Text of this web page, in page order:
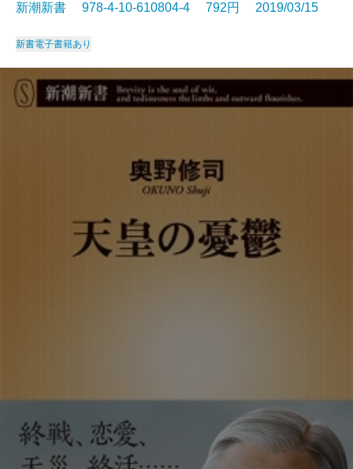
新潮新書 978-4-10-610804-4 792円 2019/03/15
新書電子書籍あり